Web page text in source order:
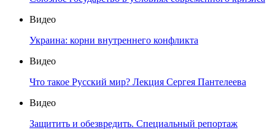
Видео
Украина: корни внутреннего конфликта
Видео
Что такое Русский мир? Лекция Сергея Пантелеева
Видео
Защитить и обезвредить. Специальный репортаж